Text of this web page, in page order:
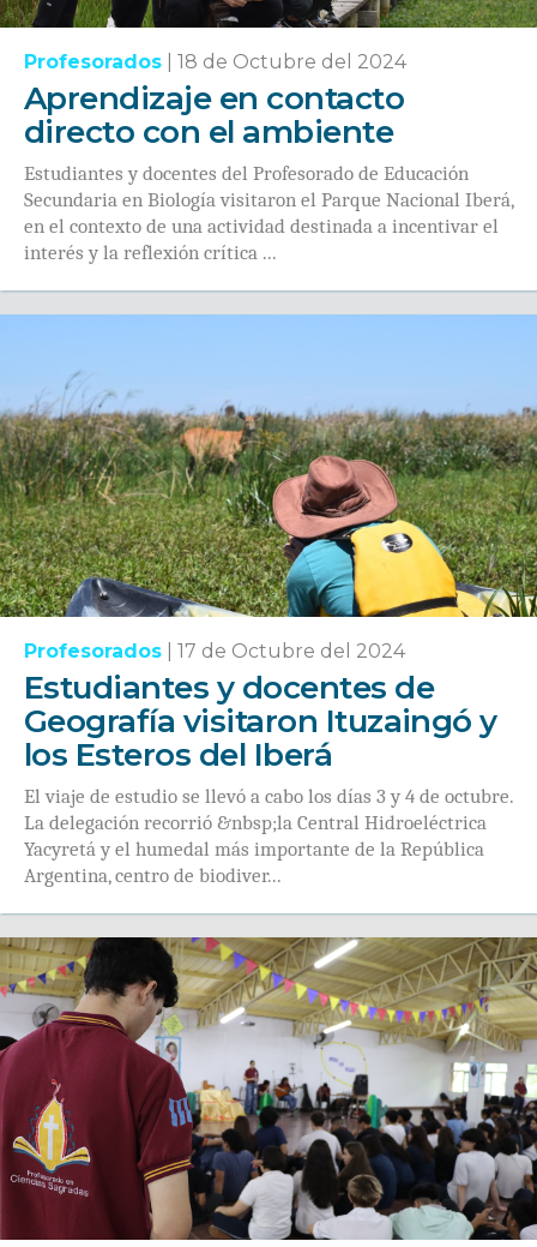
Profesorados 18 de Octubre del 2024
Aprendizaje en contacto
directo con el ambiente
Estudiantes y docentes del Profesorado de Educación
Secundaria en Biología visitaron el Parque Nacional Iberá,
en el contexto de una actividad destinada a incentivar el
interés y la reflexión crítica ...
Profesorados 17 de Octubre del 2024
Estudiantes y docentes de
Geografía visitaron Ituzaingó y
los Esteros del Iberá
El viaje de estudio se llevó a cabo los días 3 y 4 de octubre.
La delegación recorrió &nbsp;la Central Hidroeléctrica
Yacyretá y el humedal más importante de la República
Argentina, centro de biodiver...